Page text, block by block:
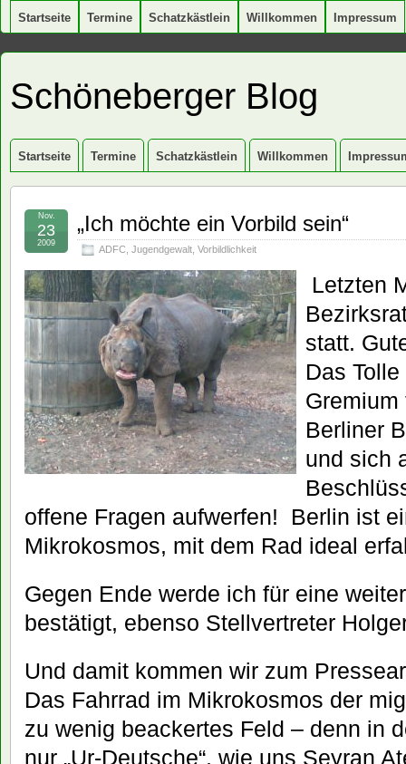
Startseite Termine Schatzkästlein Willkommen Impressum
Schöneberger Blog
Startseite Termine Schatzkästlein Willkommen
„Ich möchte ein Vorbild sein“
ADFC Jugendgewalt Vorbildlichkeit
Nov.
23
2009
Letzten
statt.
Das
Berliner
und sich
offene Fragen aufwerfen! Berlin ist
Mikrokosmos, mit dem Rad ideal
Gegen Ende werde ich für eine
bestätigt, ebenso Stellvertreter
Und damit kommen wir zum
Das Fahrrad im Mikrokosmos der
zu wenig beackertes Feld – denn in
nur „Ur-Deutsche“, wie uns Seyran